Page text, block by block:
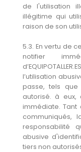
de l'utilisation
illégitime qui
raison de son
5.3. En vertu de
notifier
l’utilisation
passe, tels
autorisé. à
immédiate.
communiqués,
responsabilité
abusive
tiers non